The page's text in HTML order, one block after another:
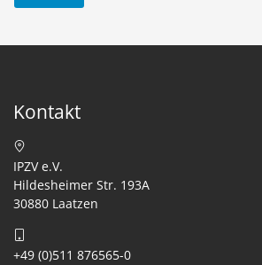
Kontakt
IPZV e.V.
Hildesheimer Str. 193A
30880 Laatzen
+49 (0)511 876565-0